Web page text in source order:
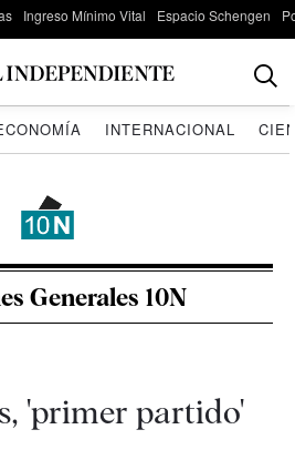
Ingreso Mínimo Vital Espacio Schengen
INTERNACIONAL
Generales 10N
'primer partido'